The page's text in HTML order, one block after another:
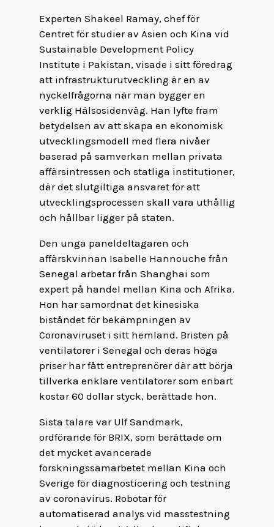
Experten Shakeel Ramay, chef för
Centret för studier av Asien och Kina vid
Sustainable Development Policy
Institute i Pakistan, visade i sitt föredrag
att infrastrukturutveckling är en av
nyckelfrågorna när man bygger en
verklig Hälsosidenväg. Han lyfte fram
betydelsen av att skapa en ekonomisk
utvecklingsmodell med flera nivåer
baserad på samverkan mellan privata
affärsintressen och statliga institutioner,
där det slutgiltiga ansvaret för att
utvecklingsprocessen skall vara uthållig
och hållbar ligger på staten.
Den unga paneldeltagaren och
affärskvinnan Isabelle Hannouche från
Senegal arbetar från Shanghai som
expert på handel mellan Kina och Afrika.
Hon har samordnat det kinesiska
biståndet för bekämpningen av
Coronaviruset i sitt hemland. Bristen på
ventilatorer i Senegal och deras höga
priser har fått entreprenörer där att börja
tillverka enklare ventilatorer som enbart
kostar 60 dollar styck, berättade hon.
Sista talare var Ulf Sandmark,
ordförande för BRIX, som berättade om
det mycket avancerade
forskningssamarbetet mellan Kina och
Sverige för diagnosticering och testning
av coronavirus. Robotar för
automatiserad analys vid masstestning